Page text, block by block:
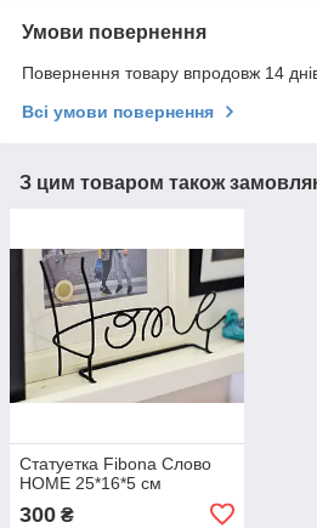
Умови повернення
Повернення товару впродовж 14
Всі умови повернення
З цим товаром також
Статуетка Fibona Слово
HOME 25*16*5 см
300 ₴